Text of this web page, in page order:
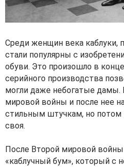
Среди женщин века каблуки,
стали популярны с
обуви. Это произошло в
серийного производства
могли даже небогатые
мировой войны и после нее
стильным штучкам, но потом
своя.
После Второй мировой
«каблучный бум», который с